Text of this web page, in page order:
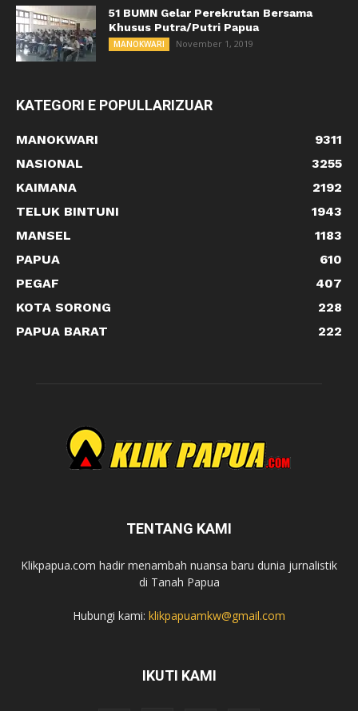
51 BUMN Gelar Perekrutan Bersama
Khusus Putra/Putri Papua
MANOKWARI November 1, 2019
KATEGORI E POPULLARIZUAR
MANOKWARI
9311
NASIONAL
3255
KAIMANA
2192
TELUK BINTUNI
1943
MANSEL
1183
PAPUA
610
PEGAF
407
KOTA SORONG
228
PAPUA BARAT
222
TENTANG KAMI
Klikpapua.com hadir menambah nuansa baru dunia jurnalistik
di Tanah Papua
Hubungi kami: klikpapuamkw@gmail.com
IKUTI KAMI